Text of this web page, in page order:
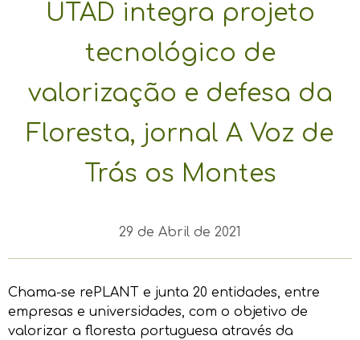
UTAD integra projeto
tecnológico de
valorização e defesa da
Floresta, jornal A Voz de
Trás os Montes
29 de Abril de 2021
Chama-se rePLANT e junta 20 entidades, entre
empresas e universidades, com o objetivo de
valorizar a floresta portuguesa através da